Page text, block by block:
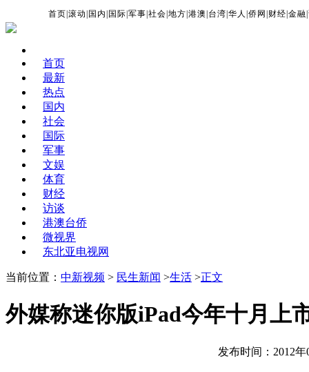
首页 |滚动 国内 国际 |军事 |社会 |地方 |港澳 台湾 |华人 |侨网 财经 |金融 |
首页
最新
热点
国内
社会
国际
军事
文娱
体育
财经
访谈
港澳台侨
微视界
东北亚电视网
当前位置： 中新视频 > 民生新闻 >生活 >正文
外媒称迷你版iPad今年十月上
发布时间：2012年